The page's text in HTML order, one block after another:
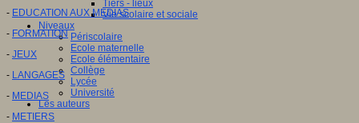
Tiers - lieux
Vie scolaire et sociale
Niveaux
Périscolaire
Ecole maternelle
Ecole élémentaire
Collège
Lycée
Université
Les auteurs
- EDUCATION AUX MEDIAS
- FORMATION
- JEUX
- LANGAGES
- MEDIAS
- METIERS